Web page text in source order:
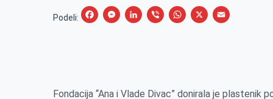
Podeli:
F
M
L
V
W
X
Fondacija “Ana i Vlade Divac” donirala je plastenik